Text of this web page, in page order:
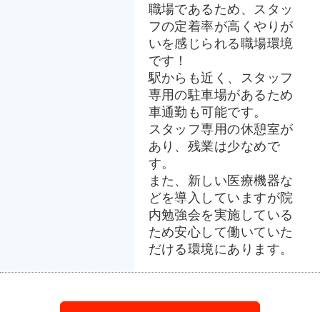
職場であるため、スタッ
フの定着率が高くやりが
いを感じられる職場環境
です！
駅からも近く、スタッフ
専用の駐車場があるため
車通勤も可能です。
スタッフ専用の休憩室が
あり、残業は少なめで
す。
また、新しい医療機器な
どを導入していますが院
内勉強会を実施している
ため安心して働いていた
だける環境にあります。